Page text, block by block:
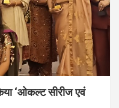
‘ओकल्ट सीरीज एवं